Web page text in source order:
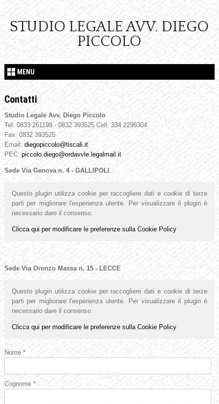
STUDIO LEGALE AVV. DIEGO
PICCOLO
MENU
Contatti
Studio Legale Avv. Diego Piccolo
Tel: 0833 261198 - 0832 393525 Cell. 334 2298304
Fax: 0832 393525
Email: diegopiccolo@tiscali.it
PEC: piccolo.diego@ordavvle.legalmail.it
Sede Via Genova n. 4 - GALLIPOLI
Questo plugin utilizza cookie per raccogliere dati e cookie di terze
parti per migliorare l'esperienza utente. Per visualizzare il plugin è
necessario dare il consenso.
Clicca qui per modificare le preferenze sulla Cookie Policy
Sede Via Oronzo Massa n. 15 - LECCE
Questo plugin utilizza cookie per raccogliere dati e cookie di terze
parti per migliorare l'esperienza utente. Per visualizzare il plugin è
necessario dare il consenso.
Clicca qui per modificare le preferenze sulla Cookie Policy
Nome *
Cognome *